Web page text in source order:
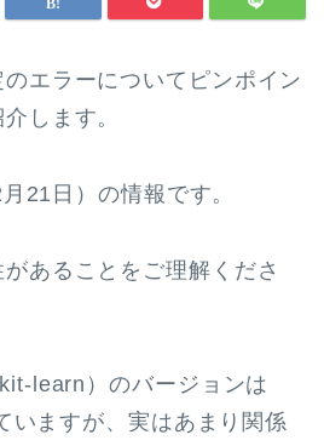
エラーについてピンポイン
します。
21日）の情報です。
あることをご理解くださ
learn）のバージョンは
いますが、実はあまり関係